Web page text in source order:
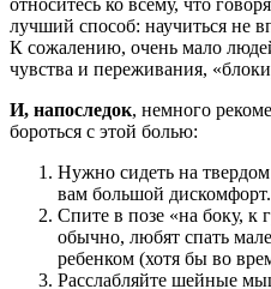
относитесь ко всему, что
лучший способ: научиться не
К сожалению, очень мало
чувства и переживания,
И, напоследок, немного
бороться с этой болью:
Нужно сидеть на
вам большой дискомфорт.
Спите в позе «на боку, к
обычно, любят спать
ребенком (хотя бы во
Расслабляйте шейные